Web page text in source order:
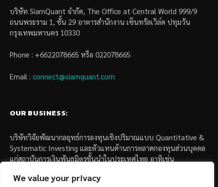
We value your privacy
บริษัท SiamQuant จำกัด, The Office at Central World 999/9
ถนนพระราม 1, ชั้น 29 อาคารสำนักงาน เซ็นทรัลเวิล์ด ปทุมวัน
กรุงเทพมหานคร 10330
Phone : +6622078665 หรือ 022078665
Email : connect@siamquant.com
OUR BUSINESS:
บริษัทวิจัยพัฒนากลยุทธ์การลงทุนเชิงปริมาณแบบ Quantitative &
Systematic Investing และตัวแทนด้านการตลาดกองทุนส่วนบุคคล
แก่สถาบันการเงินพันธมิตรชั้นนำในประเทศไทย อาทิเช่น
– บล. กรุงไทย เอ็กซ์สปริง จำกัด